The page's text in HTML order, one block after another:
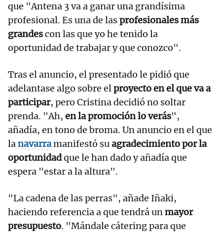
que "Antena 3 va a ganar una grandísima
profesional. Es una de lasprofesionales más
grandescon las que yo he tenido la
oportunidad de trabajar y que conozco".
Tras el anuncio, el presentado le pidió que
adelantase algo sobre elproyecto en el que va a
participar, pero Cristina decidió no soltar
prenda. "Ah, en la promoción lo verás",
añadía, en tono de broma. Un anuncio en el que
lanavarramanifestó suagradecimiento por la
oportunidadque le han dado y añadía que
espera "estar a la altura".
"La cadena de las perras", añade Iñaki,
haciendo referencia a que tendrá unmayor
presupuesto. "Mándale cátering para que